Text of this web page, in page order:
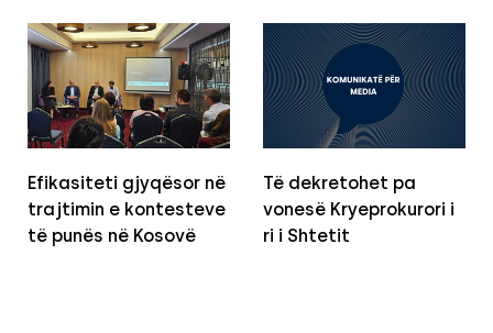
Efikasiteti gjyqësor në
trajtimin e kontesteve
të punës në Kosovë
Të dekretohet pa
vonesë Kryeprokurori i
ri i Shtetit